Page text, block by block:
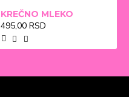
KREČNO MLEKO
495,00 RSD